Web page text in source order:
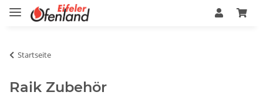
Startseite
Raik Zubehör